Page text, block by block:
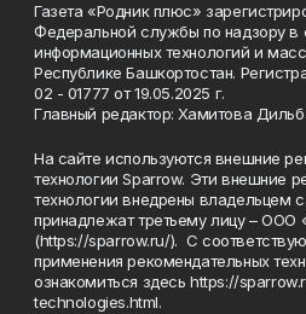
Газета «Родник плюс»
Федеральной службы по надзору в
информационных технологий и
Республике Башкортостан.
02 - 01777 от 19.05.2025 г.
Главный редактор: Хамитова
На сайте используются внешние
технологии Sparrow. Эти внешние
технологии внедрены владельцем
принадлежат третьему лицу – ООО
(https://sparrow.ru/). С
применения рекомендательных
ознакомиться здесь https://
technologies.html.